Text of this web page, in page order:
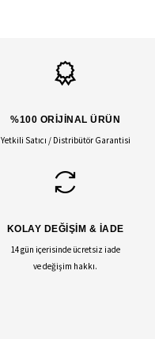
%100 ORİJİNAL ÜRÜN
Yetkili Satıcı / Distribütör Garantisi
KOLAY DEĞİŞİM & İADE
14 gün içerisinde ücretsiz iade
ve değişim hakkı.